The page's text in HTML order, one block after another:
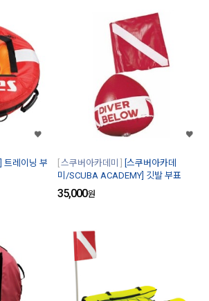
트레이닝 부
스쿠버아카데미
[스쿠버아카데
미/SCUBA ACADEMY] 깃발 부표
35,000원